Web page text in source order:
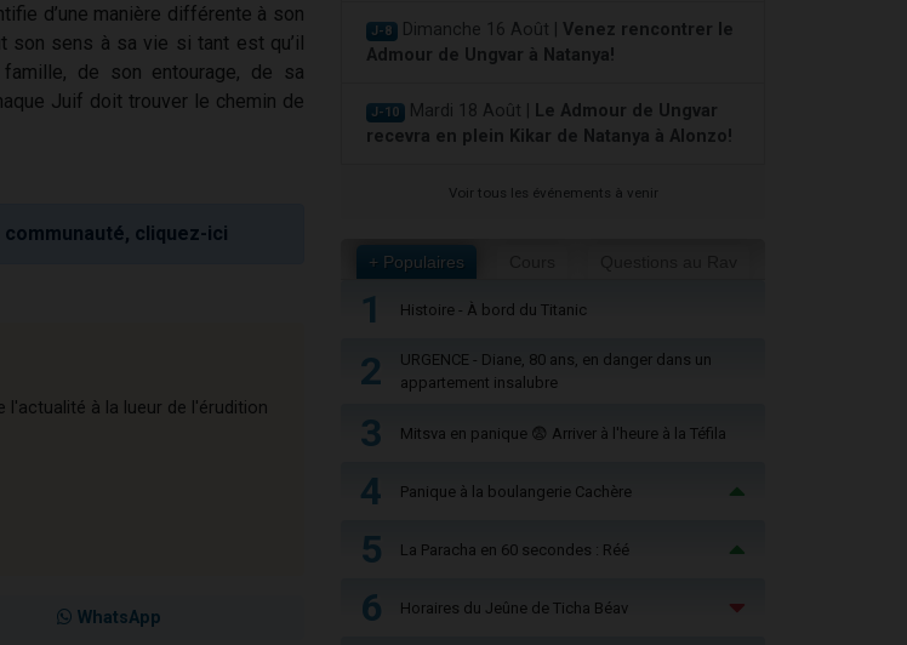
d’une manière différente à son
son sens à sa vie si tant est qu’il
de son entourage, de sa
Juif doit trouver le chemin de
cliquez-ici
l'actualité à la lueur de l'érudition
WhatsApp
J-8 Dimanche 16 Août | Venez rencontrer le
Admour de Ungvar à Natanya!
J-10 Mardi 18 Août |
Le Admour de Ungvar
recevra en plein Kikar de Natanya à Alonzo!
Voir tous les événements à venir
+ Populaires
1 Histoire - À bord du Titanic
2
URGENCE - Diane, 80 ans, en danger dans un
appartement insalubre
3 Mitsva en panique 😨 Arriver à l'heure à la Téfila
4 Panique à la boulangerie Cachère
5 La Paracha en 60 secondes : Réé
6 Horaires du Jeûne de Ticha Béav